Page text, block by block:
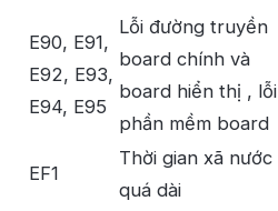
E90, E91,
E92, E93,
E94, E95
Lỗi đường truyền
board chính và
board hiển thị , lỗi
phần mềm board
EF1
Thời gian xã nước
quá dài